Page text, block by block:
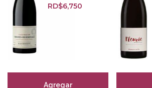
Dulces y Fortificados
Tipo del producto
RD$6,750
Agregar